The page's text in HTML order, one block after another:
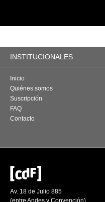
INSTITUCIONALES
Inicio
Quiénes somos
Suscripción
FAQ
Contacto
Av. 18 de Julio 885
(entre Andes y Convención)